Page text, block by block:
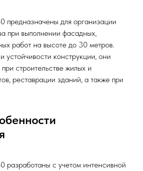
для организации
при выполнении фасадных,
работ на высоте до 30 метров.
устойчивости конструкции, они
строительстве жилых и
реставрации зданий, а также при
с учетом интенсивной